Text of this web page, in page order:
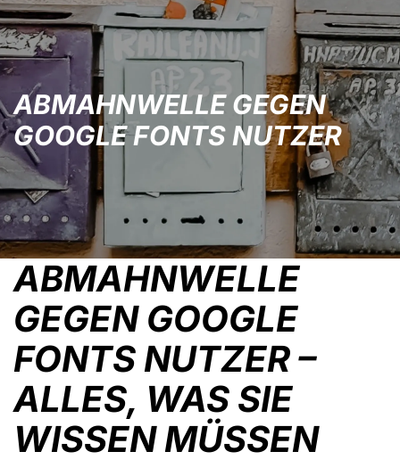
ABMAHNWELLE GEGEN
GOOGLE FONTS NUTZER
ABMAHNWELLE
GEGEN GOOGLE
FONTS NUTZER –
ALLES, WAS SIE
WISSEN MÜSSEN